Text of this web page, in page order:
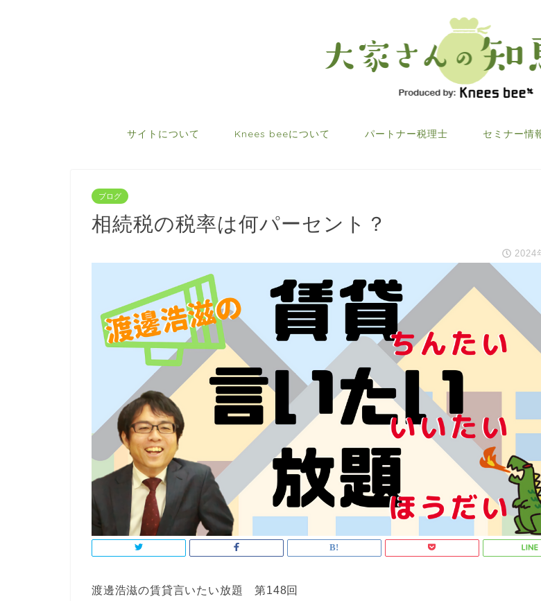
サイトについて Knees beeについて パートナー税理士 セミナー情
ブログ
相続税の税率は何パーセント？
2024
渡邊浩滋の賃貸言いたい放題 第148回